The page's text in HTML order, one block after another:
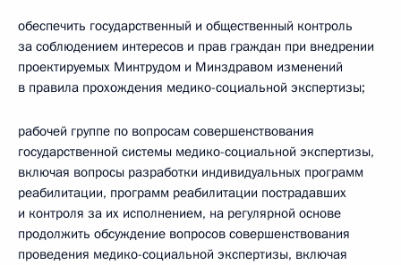
обеспечить государственный и общественный контроль
за соблюдением интересов и прав граждан при внедрении
проектируемых Минтрудом и Минздравом изменений
в правила прохождения медико-социальной экспертизы;
рабочей группе по вопросам совершенствования
государственной системы медико-социальной экспертизы,
включая вопросы разработки индивидуальных программ
реабилитации, программ реабилитации пострадавших
и контроля за их исполнением, на регулярной основе
продолжить обсуждение вопросов совершенствования
проведения медико-социальной экспертизы, включая